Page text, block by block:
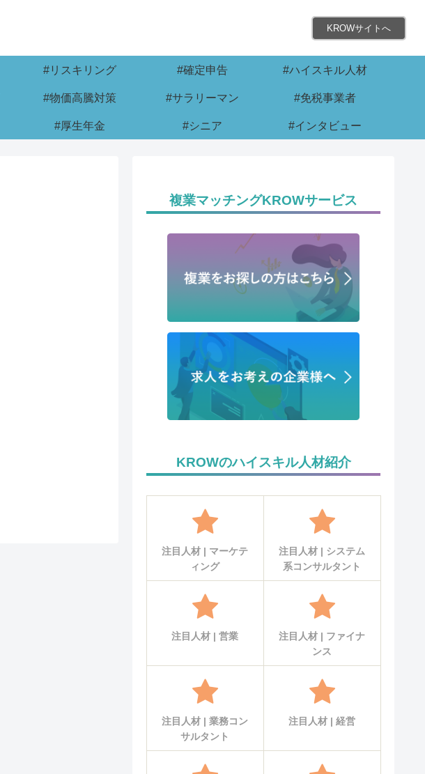
KROWサイトへ
#リスキリング #確定申告 #ハイスキル人材
#物価高騰対策 #サラリーマン #免税事業者
#厚生年金 #シニア #インタビュー
複業マッチングKROWサービス
KROWのハイスキル人材紹介
注目人材 | マーケテ
ィング
注目人材 | システム
系コンサルタント
注目人材 | 営業
注目人材 | ファイナ
ンス
注目人材 | 業務コン
サルタント
注目人材 | 経営